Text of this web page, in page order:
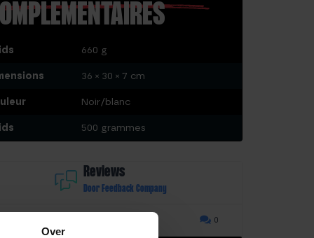
Over
660 g
36 × 30 × 7 cm
Noir/blanc
500 grammes
Reviews
Door Feedback Company
0